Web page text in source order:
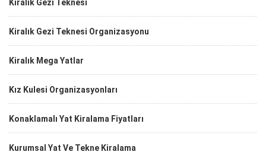
Kiralık Gezi Teknesi
Kiralık Gezi Teknesi Organizasyonu
Kiralık Mega Yatlar
Kız Kulesi Organizasyonları
Konaklamalı Yat Kiralama Fiyatları
Kurumsal Yat Ve Tekne Kiralama